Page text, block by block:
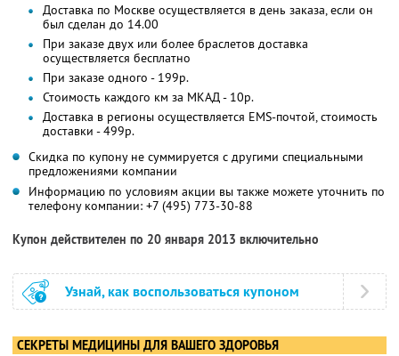
Доставка по Москве осуществляется в день заказа, если он
был сделан до 14.00
При заказе двух или более браслетов доставка
осуществляется бесплатно
При заказе одного - 199р.
Стоимость каждого км за МКАД - 10р.
Доставка в регионы осуществляется EMS-почтой, стоимость
доставки - 499р.
Скидка по купону не суммируется с другими специальными
предложениями компании
Информацию по условиям акции вы также можете уточнить по
телефону компании: +7 (495) 773-30-88
Купон действителен по 20 января 2013 включительно
Узнай, как воспользоваться купоном
СЕКРЕТЫ МЕДИЦИНЫ ДЛЯ ВАШЕГО ЗДОРОВЬЯ